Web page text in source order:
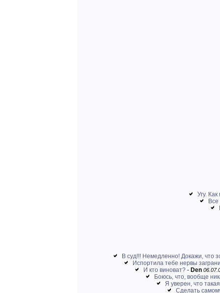
Угу.
Все
В суд!!! Немедленно! Докажи, что
Испортила тебе нервы
И кто виноват? - Den
Боюсь, что, вообще
Я уверен, что
Сделать